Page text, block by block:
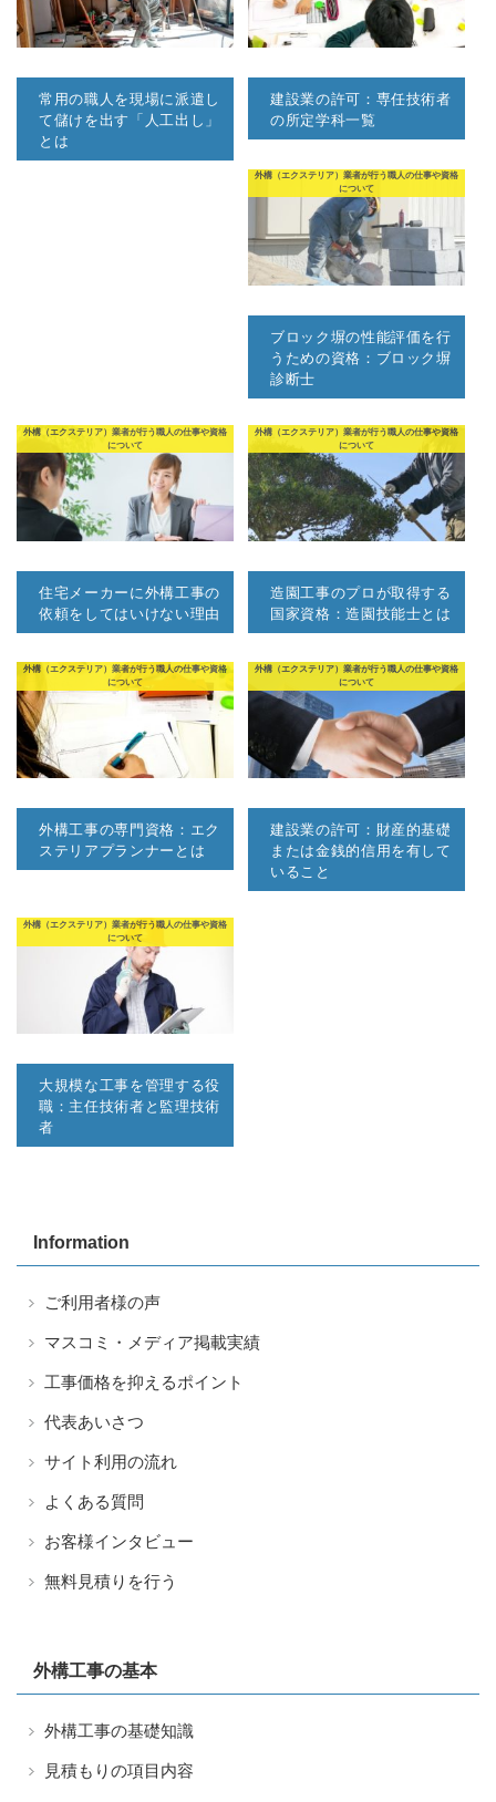
常用の職人を現場に派遣し
て儲けを出す「人工出し」
とは
建設業の許可：専任技術者
の所定学科一覧
外構（エクステリア）業者が行う職人の仕事や資格
について
ブロック塀の性能評価を行
うための資格：ブロック塀
診断士
外構（エクステリア）業者が行う職人の仕事や資格
について
住宅メーカーに外構工事の
依頼をしてはいけない理由
外構（エクステリア）業者が行う職人の仕事や資格
について
造園工事のプロが取得する
国家資格：造園技能士とは
外構（エクステリア）業者が行う職人の仕事や資格
について
外構工事の専門資格：エク
ステリアプランナーとは
外構（エクステリア）業者が行う職人の仕事や資格
について
建設業の許可：財産的基礎
または金銭的信用を有して
いること
外構（エクステリア）業者が行う職人の仕事や資格
について
大規模な工事を管理する役
職：主任技術者と監理技術
者
Information
ご利用者様の声
マスコミ・メディア掲載実績
工事価格を抑えるポイント
代表あいさつ
サイト利用の流れ
よくある質問
お客様インタビュー
無料見積りを行う
外構工事の基本
外構工事の基礎知識
見積もりの項目内容